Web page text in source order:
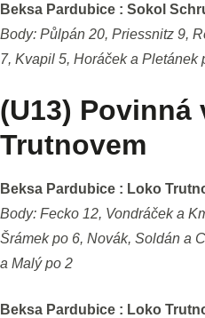
Beksa Pardubice : Sokol
Body: Půlpán 20, Priessnitz 9,
7, Kvapil 5, Horáček a Pletánek
(U13) Povinná
Trutnovem
Beksa Pardubice : Loko
Body: Fecko 12, Vondráček a
Šrámek po 6, Novák, Soldán a
a Malý po 2
Beksa Pardubice : Loko